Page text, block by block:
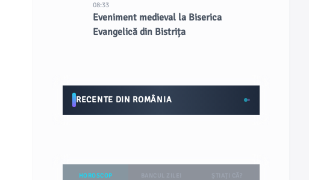
08:33
Eveniment medieval la Biserica
Evangelică din Bistrița
RECENTE DIN ROMÂNIA
HOROSCOP